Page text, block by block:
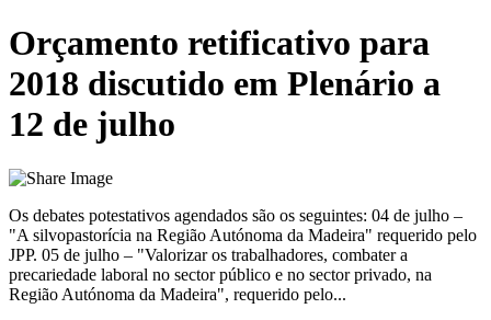
Orçamento retificativo para
2018 discutido em Plenário a
12 de julho
Os debates potestativos agendados são os seguintes: 04 de julho –
"A silvopastorícia na Região Autónoma da Madeira" requerido pelo
JPP. 05 de julho – "Valorizar os trabalhadores, combater a
precariedade laboral no sector público e no sector privado, na
Região Autónoma da Madeira", requerido pelo...